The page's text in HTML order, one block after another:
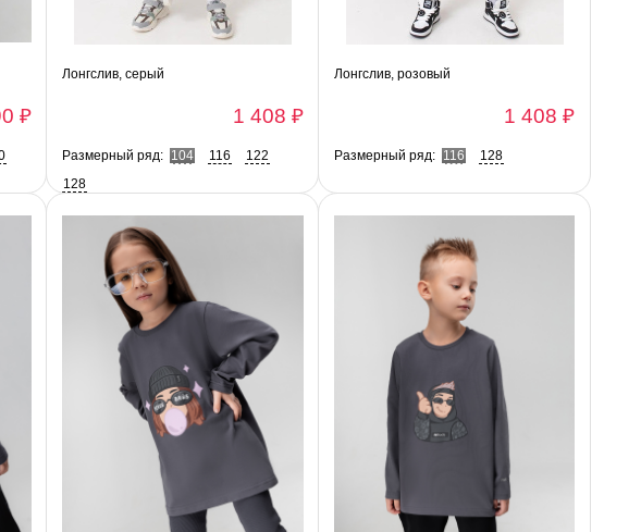
₽
Лонгслив, серый
1 408 ₽
Размерный ряд: 104 116
122
128
Лонгслив, розовый
1 408 ₽
Размерный ряд: 116 128